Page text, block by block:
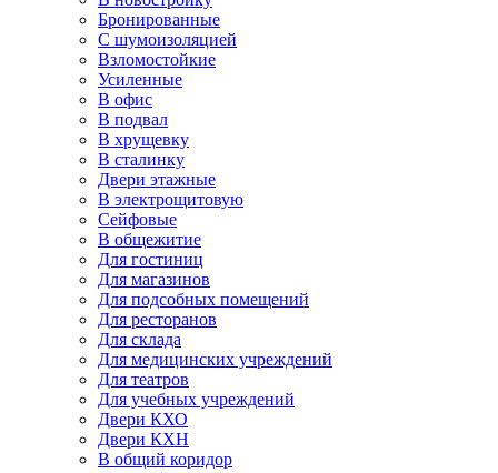
Бронированные
С шумоизоляцией
Взломостойкие
Усиленные
В офис
В подвал
В хрущевку
В сталинку
Двери этажные
В электрощитовую
Сейфовые
В общежитие
Для гостиниц
Для магазинов
Для подсобных помещений
Для ресторанов
Для склада
Для медицинских учреждений
Для театров
Для учебных учреждений
Двери КХО
Двери КХН
В общий коридор